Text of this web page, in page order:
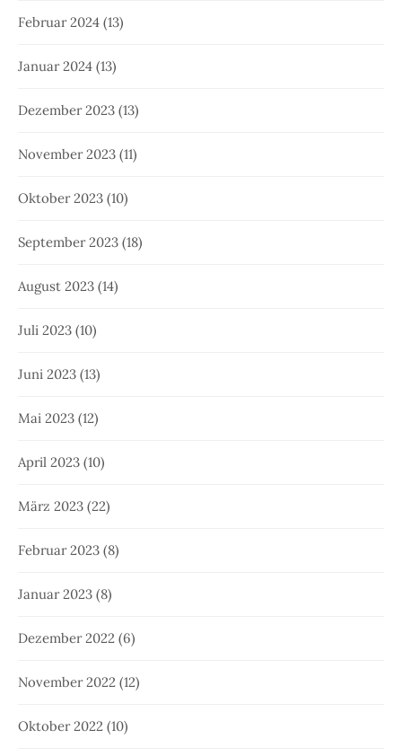
Februar 2024 (13)
Januar 2024 (13)
Dezember 2023 (13)
November 2023 (11)
Oktober 2023 (10)
September 2023 (18)
August 2023 (14)
Juli 2023 (10)
Juni 2023 (13)
Mai 2023 (12)
April 2023 (10)
März 2023 (22)
Februar 2023 (8)
Januar 2023 (8)
Dezember 2022 (6)
November 2022 (12)
Oktober 2022 (10)